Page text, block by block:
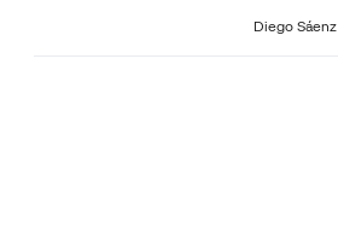
Diego Sáenz